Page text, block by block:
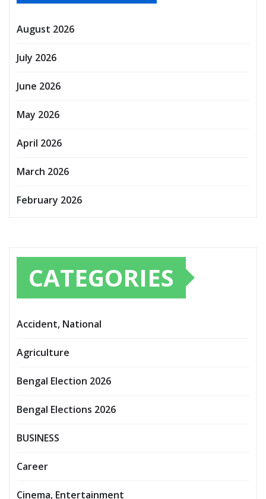
August 2026
July 2026
June 2026
May 2026
April 2026
March 2026
February 2026
CATEGORIES
Accident, National
Agriculture
Bengal Election 2026
Bengal Elections 2026
BUSINESS
Career
Cinema, Entertainment